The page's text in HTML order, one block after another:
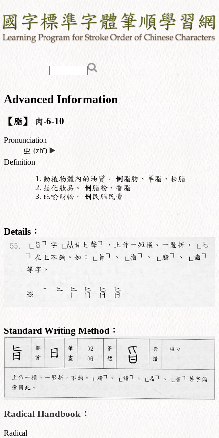
Advanced Information
【脂】 肉-6-10
Pronunciation
ㄓ (zhī) ▶️
Definition
動植物體內的油質。 例脂肪、羊脂、松脂
指化妝品。 例脂粉、香脂
比喻財物。 例 民脂民膏
Details：
Standard Writing Method：
Radical Handbook：
Radical